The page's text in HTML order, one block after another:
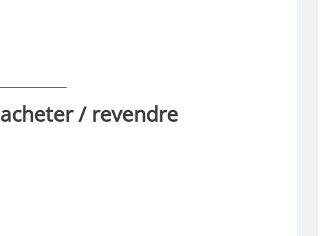
acheter / revendre